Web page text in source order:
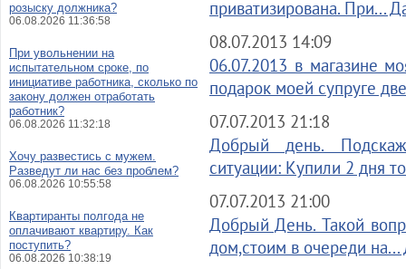
приватизирована. При...
08.07.2013 14:09
06.07.2013 в магазине
подарок моей супруге
07.07.2013 21:18
Добрый день.
ситуации: Купили 2 дня
07.07.2013 21:00
Добрый День. Такой
дом,стоим в очереди на...
розыску должника?
06.08.2026 11:36:58
При увольнении на
испытательном сроке, по
инициативе работника, сколько по
закону должен отработать
работник?
06.08.2026 11:32:18
Хочу развестись с мужем.
Разведут ли нас без проблем?
06.08.2026 10:55:58
Квартиранты полгода не
оплачивают квартиру. Как
поступить?
06.08.2026 10:38:19